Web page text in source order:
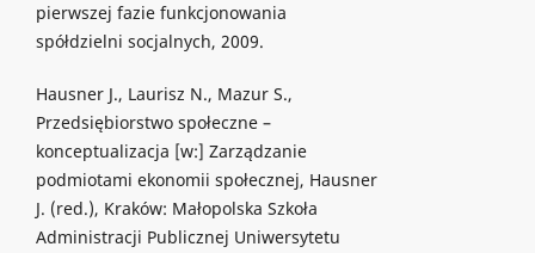
pierwszej fazie funkcjonowania
spółdzielni socjalnych, 2009.
Hausner J., Laurisz N., Mazur S.,
Przedsiębiorstwo społeczne –
konceptualizacja [w:] Zarządzanie
podmiotami ekonomii społecznej, Hausner
J. (red.), Kraków: Małopolska Szkoła
Administracji Publicznej Uniwersytetu